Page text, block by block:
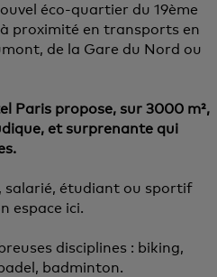
éco-quartier du 19ème
proximité en transports en
de la Gare du Nord ou
Paris propose, sur 3000 m²,
et surprenante qui
salarié, étudiant ou sportif
espace ici.
disciplines : biking,
badminton.